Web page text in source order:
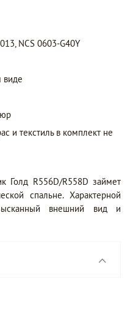
NCS 0603-G40Y
виде
и текстиль в комплект не
Голд R556D/R558D займет
спальне. Характерной
внешний вид и